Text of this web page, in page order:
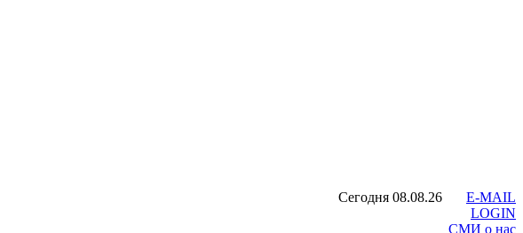
Сегодня 08.08.26
E-MAIL
LOGIN
СМИ о нас